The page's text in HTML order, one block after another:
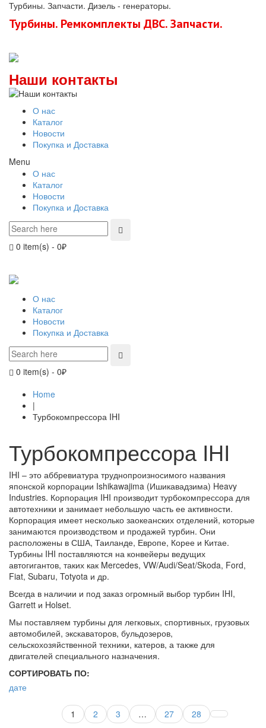
Турбины. Запчасти. Дизель - генераторы.
Турбины. Ремкомплекты ДВС. Запчасти.
Наши контакты
О нас
Каталог
Новости
Покупка и Доставка
Menu
О нас
Каталог
Новости
Покупка и Доставка
0 item(s) - 0₽
О нас
Каталог
Новости
Покупка и Доставка
0 item(s) - 0₽
Home
|
Турбокомпрессора IHI
Турбокомпрессора IHI
IHI – это аббревиатура труднопроизносимого названия
японской корпорации Ishikawajima (Ишикавадзима) Heavy
Industries. Корпорация IHI производит турбокомпрессора для
автотехники и занимает небольшую часть ее активности.
Корпорация имеет несколько заокеанских отделений, которые
занимаются производством и продажей турбин. Они
расположены в США, Таиланде, Европе, Корее и Китае.
Турбины IHI поставляются на конвейеры ведущих
автогигантов, таких как Mercedes, VW/Audi/Seat/Skoda, Ford,
Fiat, Subaru, Totyota и др.
Всегда в наличии и под заказ огромный выбор турбин IHI,
Garrett и Holset.
Мы поставляем турбины для легковых, спортивных, грузовых
автомобилей, экскаваторов, бульдозеров,
сельскохозяйственной техники, катеров, а также для
двигателей специального назначения.
СОРТИРОВАТЬ ПО:
дате
1 2 3 … 27
28